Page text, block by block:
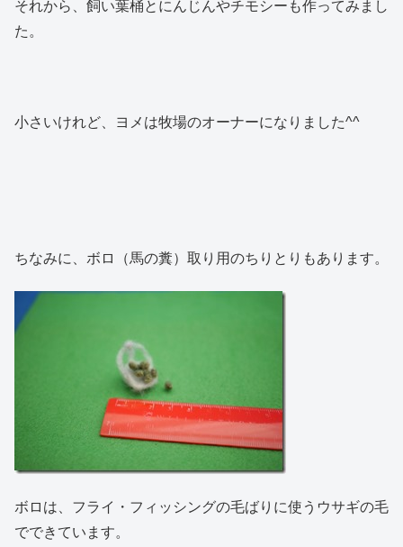
それから、飼い葉桶とにんじんやチモシーも作ってみまし
た。
小さいけれど、ヨメは牧場のオーナーになりました^^
ちなみに、ボロ（馬の糞）取り用のちりとりもあります。
ボロは、フライ・フィッシングの毛ばりに使うウサギの毛
でできています。